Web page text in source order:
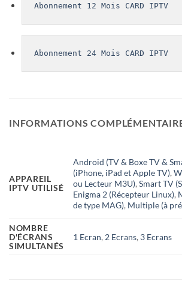
Abonnement 12 Mois CARD IPTV
Abonnement 24 Mois CARD IPTV
INFORMATIONS
APPAREIL
IPTV UTILISÉ
Android (TV & Boxe TV &
(iPhone, iPad et Apple TV),
ou Lecteur M3U),Smart TV
Enigma 2 (Récepteur Linux),
de type MAG), Multiple (à
NOMBRE
D'ÉCRANS
SIMULTANÉS
1 Ecran, 2 Ecrans, 3 Ecrans